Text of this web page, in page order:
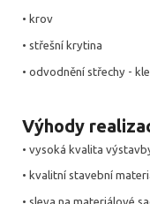
• krov
• střešní krytina
• odvodnění střechy -
Výhody
• vysoká kvalita
• kvalitní stavební